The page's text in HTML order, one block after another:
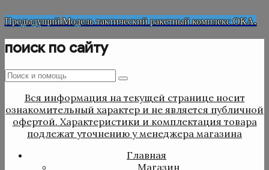
Навигация
по
Предыдущая
Предыдущий Модель тактический ракетный комплекс ОКА.
поиск по сайту
Поиск
:
Поиск
Вся информация на текущей странице носит
ознакомительный характер и не является публичной
офертой. Характеристики и комплектация товара
подлежат уточнению у менеджера магазина
Главная
Магазин